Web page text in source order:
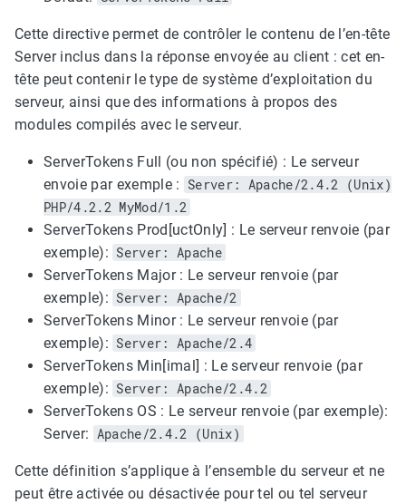
Cette directive permet de contrôler le contenu de l’en-tête
Server inclus dans la réponse envoyée au client : cet en-
tête peut contenir le type de système d’exploitation du
serveur, ainsi que des informations à propos des
modules compilés avec le serveur.
ServerTokens Full (ou non spécifié) : Le serveur
envoie par exemple : Server: Apache/2.4.2 (Unix)
PHP/4.2.2 MyMod/1.2
ServerTokens Prod[uctOnly] : Le serveur renvoie (par
exemple): Server: Apache
ServerTokens Major : Le serveur renvoie (par
exemple): Server: Apache/2
ServerTokens Minor : Le serveur renvoie (par
exemple): Server: Apache/2.4
ServerTokens Min[imal] : Le serveur renvoie (par
exemple): Server: Apache/2.4.2
ServerTokens OS : Le serveur renvoie (par exemple):
Server: Apache/2.4.2 (Unix)
Cette définition s’applique à l’ensemble du serveur et ne
peut être activée ou désactivée pour tel ou tel serveur